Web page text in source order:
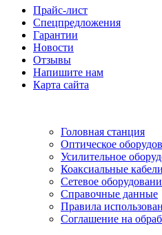
Прайс-лист
Спецпредложения
Гарантии
Новости
Отзывы
Напишите нам
Карта сайта
Головная станция
Оптическое
Усилительное
Коаксиальные кабели
Сетевое
Справочные данные
Правила
Соглашение на